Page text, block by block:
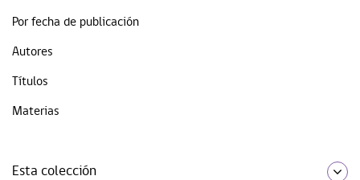
Por fecha de publicación
Autores
Títulos
Materias
Esta colección